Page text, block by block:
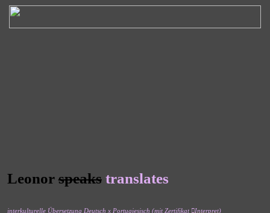
Leonor speaks translates
interkulturelle Übersetzung Deutsch x Portugiesisch (mit Zertifikat ︎Interpret)